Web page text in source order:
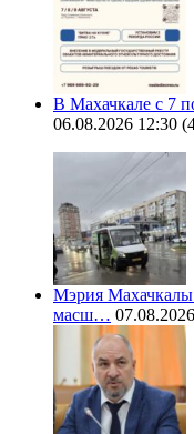
В Махачкале с 7
06.08.2026 12:30
Мэрия Махачкалы
масш…